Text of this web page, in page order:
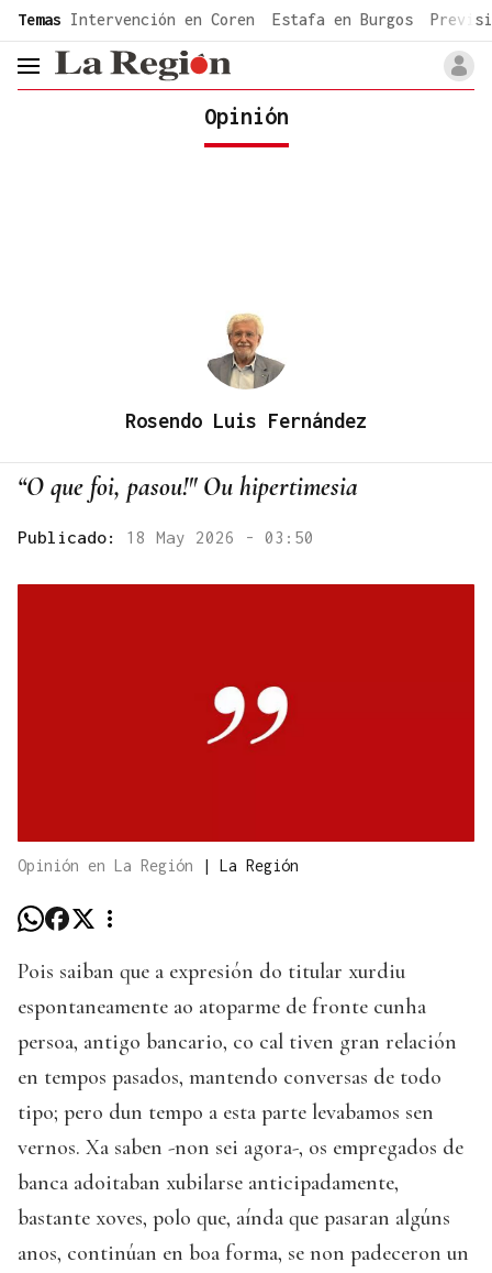
common.go-to-content
Temas Intervención en Coren Estafa en Burgos
header.menu.open
Opinión
Rosendo Luis Fernández
“O que foi, pasou!" Ou hipertimesia
Publicado: 18 May 2026 - 03:50
Opinión en La Región | La Región
Pois saiban que a expresión do titular xurdiu
espontaneamente ao atoparme de fronte cunha
persoa, antigo bancario, co cal tiven gran relación
en tempos pasados, mantendo conversas de todo
tipo; pero dun tempo a esta parte levabamos sen
vernos. Xa saben -non sei agora-, os empregados de
banca adoitaban xubilarse anticipadamente,
bastante xoves, polo que, aínda que pasaran algúns
anos, continúan en boa forma, se non padeceron un